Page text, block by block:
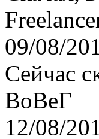
09/08/
Сейчас
ВоВеГ
12/08/